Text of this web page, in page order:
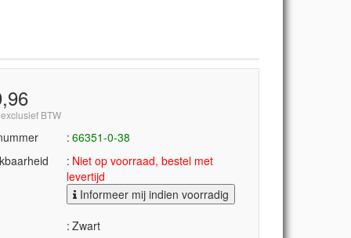
BTW
66351-0-38
Niet op voorraad, bestel met
levertijd
Informeer mij indien voorradig
Zwart